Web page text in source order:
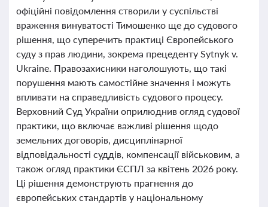
офіційні повідомлення створили у суспільстві
враження винуватості Тимошенко ще до судового
рішення, що суперечить практиці Європейського
суду з прав людини, зокрема прецеденту Sytnyk v.
Ukraine. Правозахисники наголошують, що такі
порушення мають самостійне значення і можуть
впливати на справедливість судового процесу.
Верховний Суд України оприлюднив огляд судової
практики, що включає важливі рішення щодо
земельних договорів, дисциплінарної
відповідальності суддів, компенсації військовим, а
також огляд практики ЄСПЛ за квітень 2026 року.
Ці рішення демонструють прагнення до
європейських стандартів у національному